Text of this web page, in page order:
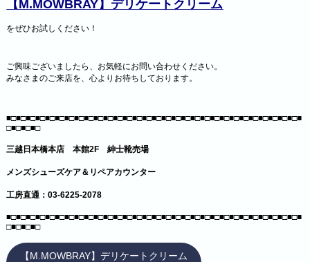
【M.MOWBRAY】デリケートクリーム
をぜひお試しください！
ご興味ございましたら、お気軽にお問い合わせください。
みなさまのご来店を、心よりお待ちしております。
■□■□■□■□■□■□■□■□■□■□■□■□■□■□■□■□■□■□■□■□■□■□■□■□■□■□■□■□■□■□■
□■□■□■□
三越日本橋本店 本館2F 紳士靴売場
メンズシューズケア＆リペアカウンター
工房直通：03-6225-2078
■□■□■□■□■□■□■□■□■□■□■□■□■□■□■□■□■□■□■□■□■□■□■□■□■□■□■□■□■□■□■
□■□■□■□
【M.MOWBRAY】デリケートクリーム